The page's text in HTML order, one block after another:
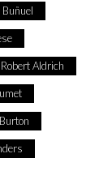
Robert Aldrich